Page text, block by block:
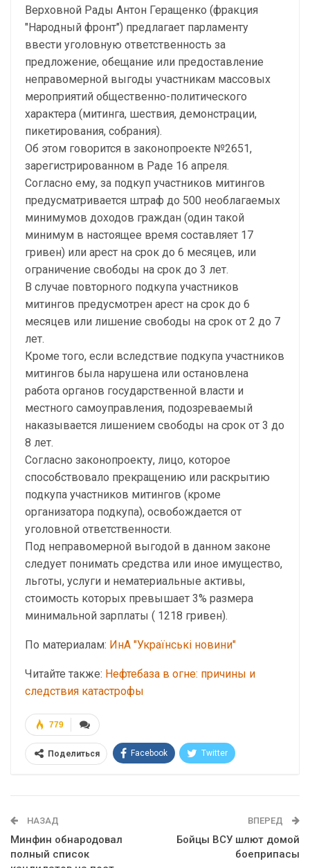
Верховной Рады Антон Геращенко (фракция
"Народный фронт") предлагает парламенту
ввести уголовную ответственность за
предложение, обещание или предоставление
неправомерной выгоды участникам массовых
мероприятий общественно-политического
характера (митинга, шествия, демонстрации,
пикетирования, собрания).
Об этом говорится в законопроекте №2651,
зарегистрированном в Раде 16 апреля.
Согласно ему, за подкуп участников митингов
предусматривается штраф до 500 необлагаемых
минимумов доходов граждан (один такой
минимум в настоящее время составляет 17
гривен) или арест на срок до 6 месяцев, или
ограничение свободы на срок до 3 лет.
В случае повторного подкупа участников
митингов предусмотрен арест на срок до 6
месяцев или лишение свободы на срок от 2 до 7
лет.
Кроме того, если вследствие подкупа участников
митингов была нарушена или остановлена
работа органов государственной власти и
местного самоуправления, подозреваемый
наказывается лишением свободы на срок от 3 до
8 лет.
Согласно законопроекту, лицо, которое
способствовало прекращению или раскрытию
подкупа участников митингов (кроме
организатора подкупа), освобождается от
уголовной ответственности.
Под неправомерной выгодой в данном законе
следует понимать средства или иное имущество,
льготы, услуги и нематериальные активы,
стоимость которых превышает 3% размера
минимальной зарплаты ( 1218 гривен).
По материалам: ИнА "Українські новини"
Читайте также: Нефтебаза в огне: причины и
следствия катастрофы
779
Поделиться Facebook Twitter
НАЗАД
Минфин обнародовал
полный список
ВПЕРЕД
Бойцы ВСУ шлют домой
боеприпасы